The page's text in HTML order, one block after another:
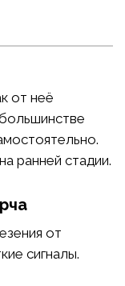
от неё
ранней стадии.
от
сигналы.